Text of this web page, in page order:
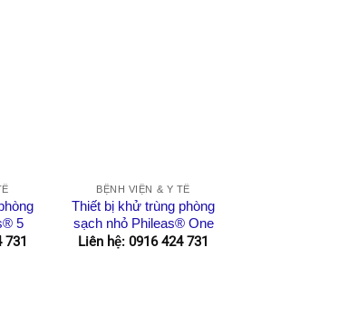
5
731
BỆNH VIỆN & Y TẾ
Thiết bị khử trùng phòng
sạch nhỏ Phileas® One
Liên hệ: 0916 424 731